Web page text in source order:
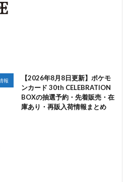
報
【2026年8月8日更新】ポケモ
ンカード 30th CELEBRATION
BOXの抽選予約・先着販売・在
庫あり・再販入荷情報まとめ